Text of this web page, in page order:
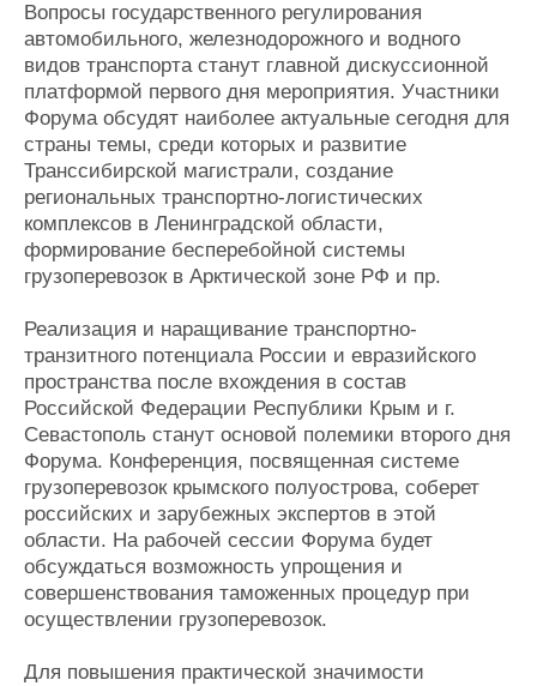
Вопросы государственного регулирования
автомобильного, железнодорожного и водного
видов транспорта станут главной дискуссионной
платформой первого дня мероприятия. Участники
Форума обсудят наиболее актуальные сегодня для
страны темы, среди которых и развитие
Транссибирской магистрали, создание
региональных транспортно-логистических
комплексов в Ленинградской области,
формирование бесперебойной системы
грузоперевозок в Арктической зоне РФ и пр.
Реализация и наращивание транспортно-
транзитного потенциала России и евразийского
пространства после вхождения в состав
Российской Федерации Республики Крым и г.
Севастополь станут основой полемики второго дня
Форума. Конференция, посвященная системе
грузоперевозок крымского полуострова, соберет
российских и зарубежных экспертов в этой
области. На рабочей сессии Форума будет
обсуждаться возможность упрощения и
совершенствования таможенных процедур при
осуществлении грузоперевозок.
Для повышения практической значимости